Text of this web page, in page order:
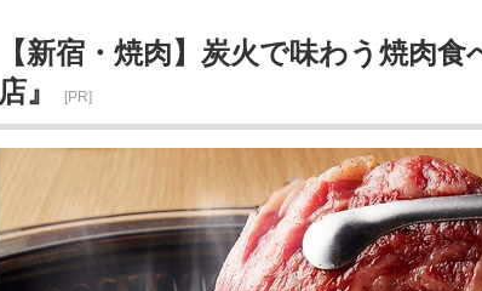
【新宿・焼肉】炭火で味わう焼肉
店』
[PR]